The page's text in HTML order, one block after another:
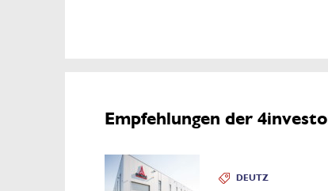
Empfehlungen der
DEUTZ